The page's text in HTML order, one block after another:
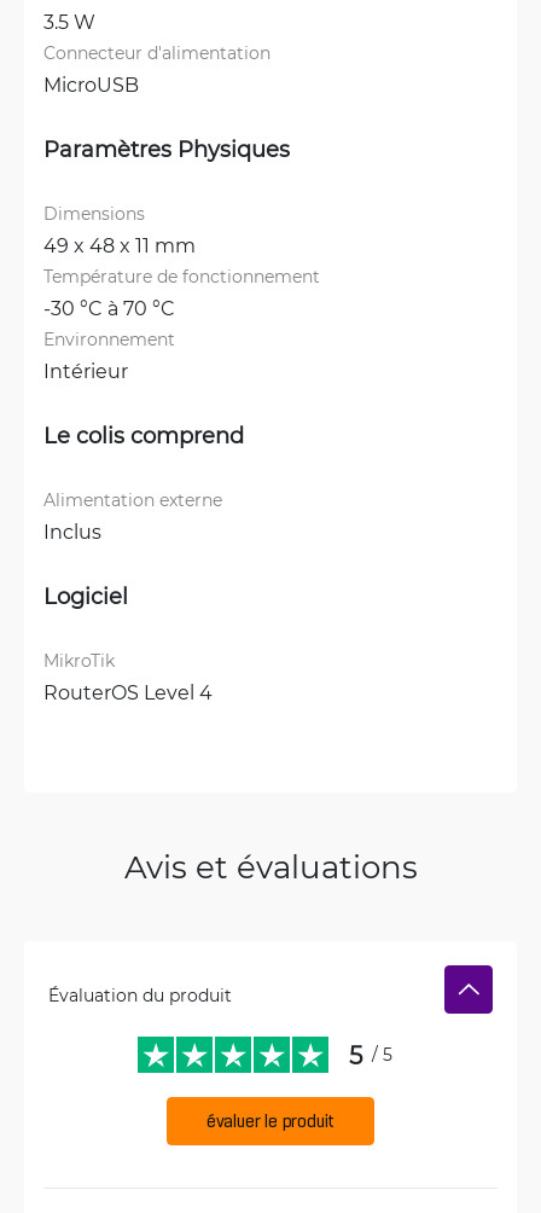
3.5 W
Connecteur d'alimentation
MicroUSB
Paramètres Physiques
Dimensions
49 x 48 x 11 mm
Température de fonctionnement
-30 °C à 70 °C
Environnement
Intérieur
Le colis comprend
Alimentation externe
Inclus
Logiciel
MikroTik
RouterOS Level 4
Avis et évaluations
Évaluation du produit
5 / 5
évaluer le produit